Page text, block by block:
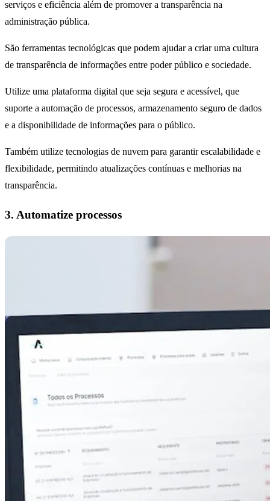
serviços e eficiência além de promover a transparência na
administração pública.
São ferramentas tecnológicas que podem ajudar a criar uma cultura
de transparência de informações entre poder público e sociedade.
Utilize uma plataforma digital que seja segura e acessível, que
suporte a automação de processos, armazenamento seguro de dados
e a disponibilidade de informações para o público.
Também utilize tecnologias de nuvem para garantir escalabilidade e
flexibilidade, permitindo atualizações contínuas e melhorias na
transparência.
3. Automatize processos